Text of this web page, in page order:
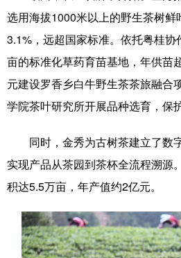
选用海拔1000米以上的野生茶树
3.1%，远超国家标准。依托粤桂
亩的标准化草药育苗基地，年供苗
元建设罗香乡白牛野生茶茶旅融合
学院茶叶研究所开展品种选育，保
同时，金秀为古树茶建立了数
实现产品从茶园到茶杯全流程溯源
积达5.5万亩，年产值约2亿元。